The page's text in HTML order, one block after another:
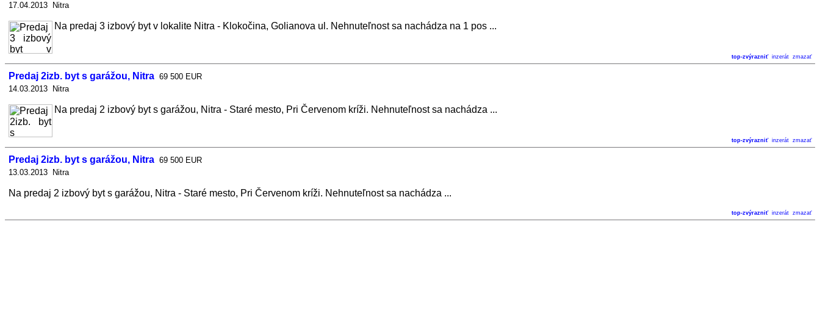
17.04.2013 Nitra
Na predaj 3 izbový byt v lokalite Nitra - Klokočina, Golianova ul. Nehnuteľnost sa nachádza na 1 pos ...
top-zvýrazniť inzerát zmazať
Predaj 2izb. byt s garážou, Nitra 69 500 EUR
14.03.2013 Nitra
Na predaj 2 izbový byt s garážou, Nitra - Staré mesto, Pri Červenom kríži. Nehnuteľnost sa nachádza ...
top-zvýrazniť inzerát zmazať
Predaj 2izb. byt s garážou, Nitra 69 500 EUR
13.03.2013 Nitra
Na predaj 2 izbový byt s garážou, Nitra - Staré mesto, Pri Červenom kríži. Nehnuteľnost sa nachádza ...
top-zvýrazniť inzerát zmazať